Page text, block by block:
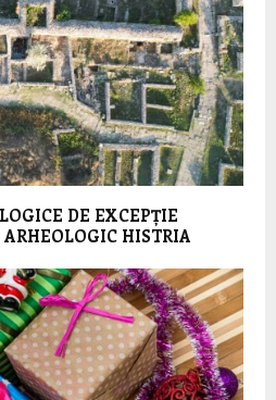
DE EXCEPȚIE
HISTRIA